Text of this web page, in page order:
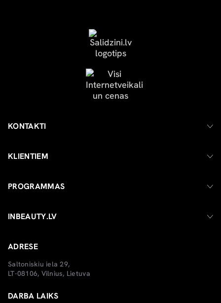
KONTAKTI
KLIENTIEM
PROGRAMMAS
INBEAUTY.LV
ADRESE
Saltoniskiu iela 29,
LT-08106, Vilnius, Lietuva
DARBA LAIKS